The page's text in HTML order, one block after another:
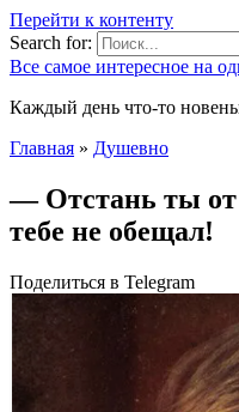
Перейти к контенту
Search for:
Все самое интересное на
Каждый день что-то
Главная » Душевно
— Отстaнь ты
тебе не обeщал!
Поделиться в Telegram